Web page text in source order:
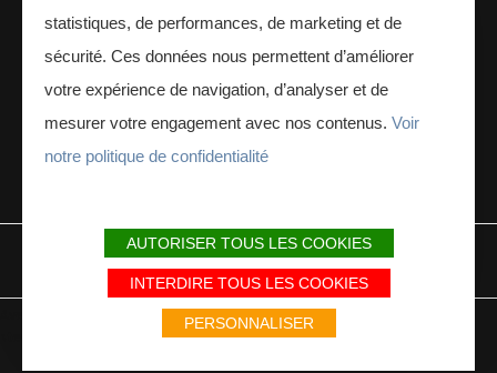
MENTIONS LÉGALES PLAN DU SITE PARTENAIRES
Avec le soutien du Fonds Européen de développement régional / Met
steun van het Europese Fonds voor Regionale Ontwikkeling
statistiques, de performances, de marketing et de
sécurité. Ces données nous permettent d’améliorer
votre expérience de navigation, d’analyser et de
mesurer votre engagement avec nos contenus. Voir
notre politique de confidentialité
AUTORISER TOUS LES COOKIES
INTERDIRE TOUS LES COOKIES
PERSONNALISER